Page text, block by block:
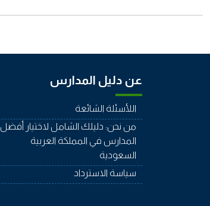
عن دليل المدارس
اللأسئلة الشائعة
من نحن: دليلك الشامل لاختيار أفضل
المدارس في المملكة العربية
السعودية
سياسة الاسترداد